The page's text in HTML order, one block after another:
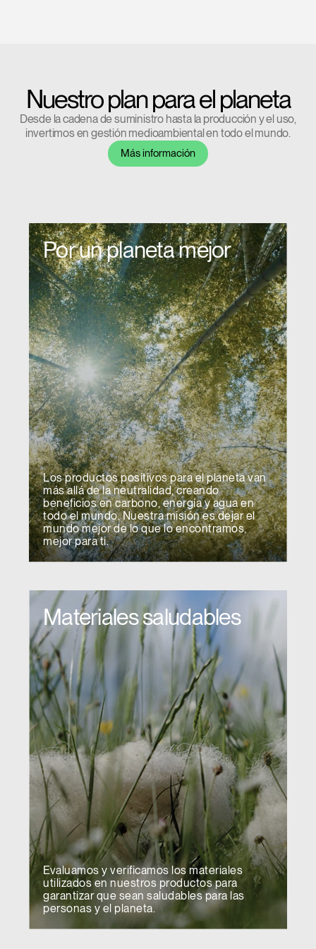
Seleccione su ubicación
REGISTRO
SIGN IN WITH SSO
¿Ha olvidado su
contraseña?
España
Select
Region
REGISTRO
¿Tiene un código de
referencia?
ENTRAR
Nuestro plan para el planeta
Desde la cadena de suministro hasta la producción y el uso,
invertimos en gestión medioambiental en todo el mundo.
Más información
Por un planeta mejor
Los productos positivos para el planeta van
más allá de la neutralidad, creando
beneficios en carbono, energía y agua en
todo el mundo. Nuestra misión es dejar el
mundo mejor de lo que lo encontramos,
mejor para ti.
Materiales saludables
Evaluamos y verificamos los materiales
utilizados en nuestros productos para
garantizar que sean saludables para las
personas y el planeta.